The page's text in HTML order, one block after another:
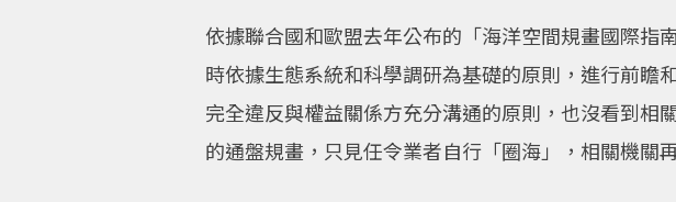
依據聯合國和歐盟去年公布的「海洋空間規畫國際指
時依據生態系統和科學調研為基礎的原則，進行前瞻
完全違反與權益關係方充分溝通的原則，也沒看到相
的通盤規畫，只見任令業者自行「圈海」，相關機關